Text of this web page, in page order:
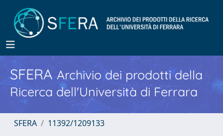
SFERA Archivio dei prodotti della
Ricerca dell'Università di Ferrara
SFERA 11392/1209133